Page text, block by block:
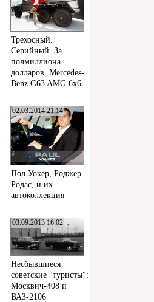
Трехосный.
Серийный. За
полмиллиона
долларов. Mercedes-
Benz G63 AMG 6x6
02.03.2014 21:14
Пол Уокер, Роджер
Родас, и их
автоколлекция
03.09.2013 16:02
Несбывшиеся
советские "туристы":
Москвич-408 и
ВАЗ-2106